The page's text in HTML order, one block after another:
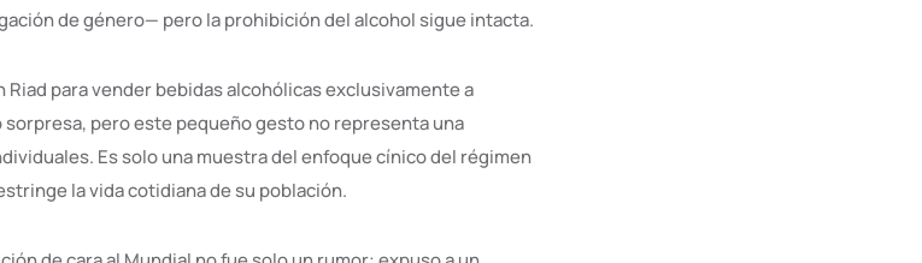
de género— pero la prohibición del alcohol sigue intacta.
para vender bebidas alcohólicas exclusivamente a
pero este pequeño gesto no representa una
Es solo una muestra del enfoque cínico del régimen
la vida cotidiana de su población.